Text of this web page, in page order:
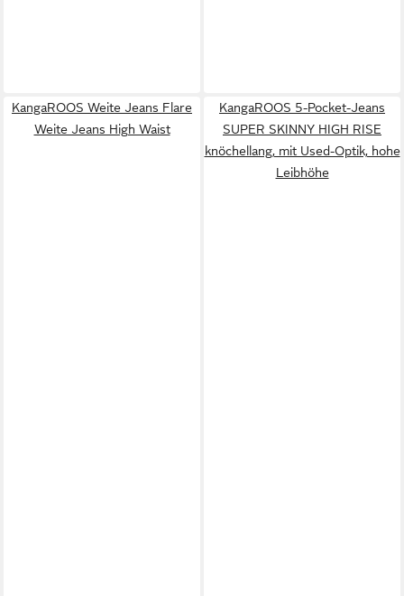
KangaROOS Weite Jeans Flare
Weite Jeans High Waist
KangaROOS 5-Pocket-Jeans
SUPER SKINNY HIGH RISE
knöchellang, mit Used-Optik, hohe
Leibhöhe